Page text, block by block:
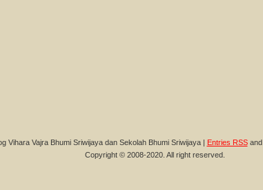
Vihara Vajra Bhumi Sriwijaya dan Sekolah Bhumi Sriwijaya | Entries RSSand
Copyright © 2008-2020. All right reserved.